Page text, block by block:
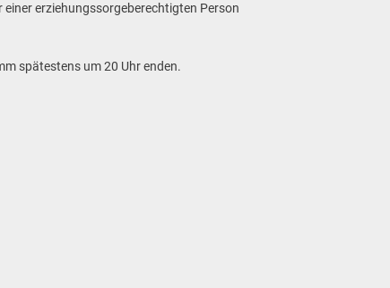
erziehungssorgeberechtigten Person
spätestens um 20 Uhr enden.